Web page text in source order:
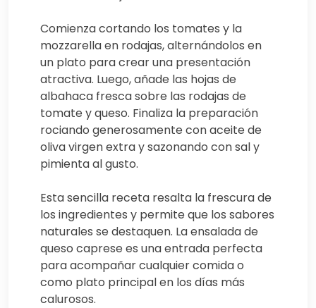
Comienza cortando los tomates y la
mozzarella en rodajas, alternándolos en
un plato para crear una presentación
atractiva. Luego, añade las hojas de
albahaca fresca sobre las rodajas de
tomate y queso. Finaliza la preparación
rociando generosamente con aceite de
oliva virgen extra y sazonando con sal y
pimienta al gusto.
Esta sencilla receta resalta la frescura de
los ingredientes y permite que los sabores
naturales se destaquen. La ensalada de
queso caprese es una entrada perfecta
para acompañar cualquier comida o
como plato principal en los días más
calurosos.